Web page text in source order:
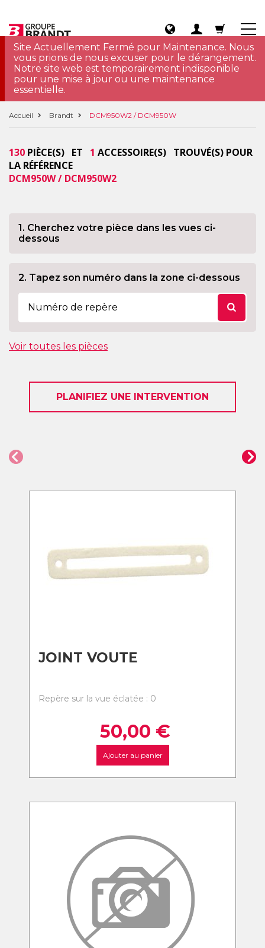
Site Actuellement Fermé pour Maintenance. Nous
vous prions de nous excuser pour le dérangement.
Notre site web est temporairement indisponible
pour une mise à jour ou une maintenance
essentielle.
Accueil Brandt DCM950W2 / DCM950W
130 PIÈCE(S) ET 1 ACCESSOIRE(S) TROUVÉ(S) POUR
LA RÉFÉRENCE
DCM950W / DCM950W2
1. Cherchez votre pièce dans les vues ci-
dessous
2. Tapez son numéro dans la zone ci-dessous
Voir toutes les pièces
PLANIFIEZ UNE INTERVENTION
JOINT VOUTE
Repère sur la vue éclatée : 0
50,00 €
Ajouter au panier